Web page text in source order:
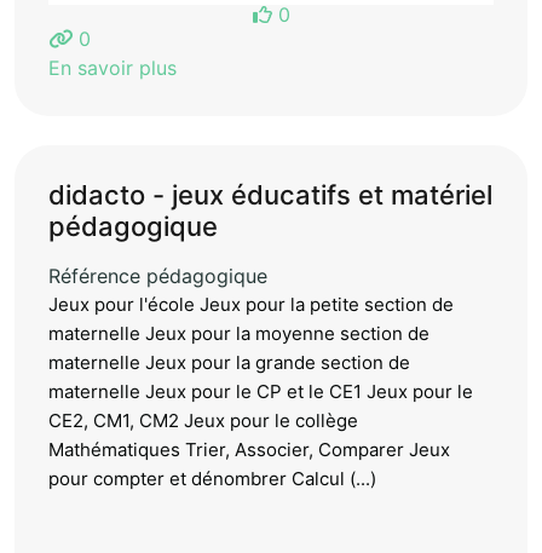
0
0
En savoir plus
didacto - jeux éducatifs et matériel
pédagogique
Référence pédagogique
Jeux pour l'école Jeux pour la petite section de
maternelle Jeux pour la moyenne section de
maternelle Jeux pour la grande section de
maternelle Jeux pour le CP et le CE1 Jeux pour le
CE2, CM1, CM2 Jeux pour le collège
Mathématiques Trier, Associer, Comparer Jeux
pour compter et dénombrer Calcul (...)